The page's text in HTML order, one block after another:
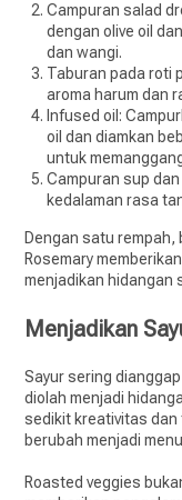
Campuran salad
dengan olive oil
dan wangi.
Taburan pada roti
aroma harum dan
Infused oil:
oil dan diamkan
untuk
Campuran sup
kedalaman rasa
Dengan satu
Rosemary
menjadikan hidangan
Menjadikan
Sayur sering
diolah menjadi
sedikit kreativitas dan
berubah menjadi
Roasted veggies